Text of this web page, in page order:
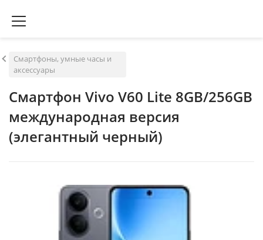
Смартфоны, умные часы и
аксессуары
Смартфон Vivo V60 Lite 8GB/256GB
международная версия
(элегантный черный)